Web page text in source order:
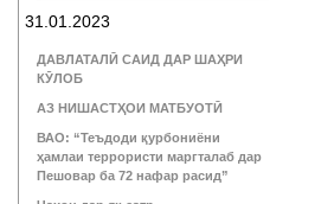
31.01.2023
ДАВЛАТАЛӢ САИД ДАР ШАҲРИ
КӮЛОБ
АЗ НИШАСТҲОИ МАТБУОТӢ
ВАО: “Теъдоди қурбониёни
ҳамлаи террористи маргталаб дар
Пешовар ба 72 нафар расид”